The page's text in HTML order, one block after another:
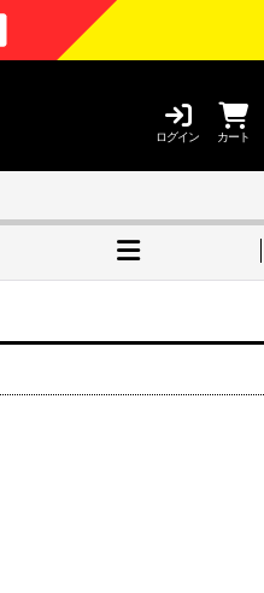
ログイン カート